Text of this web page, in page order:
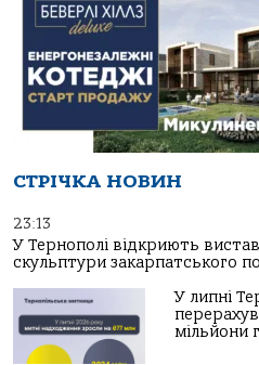
СТРІЧКА НОВИН
23:13
У Тернополі відкриють
скульптури закарпатського
У липні
мільйони